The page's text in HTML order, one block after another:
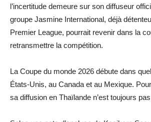
l’incertitude demeure sur son diffuseur
groupe Jasmine International, déjà
Premier League, pourrait revenir dans la
retransmettre la compétition.
La Coupe du monde 2026 débute dans
États-Unis, au Canada et au Mexique.
sa diffusion en Thaïlande n’est toujours